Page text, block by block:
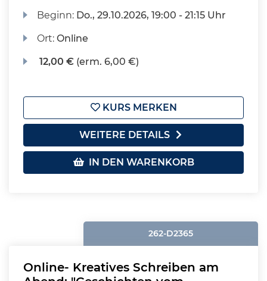
Beginn: Do., 29.10.2026, 19:00 - 21:15 Uhr
Ort:Online
12,00 € (erm. 6,00 €)
KURS MERKEN
WEITERE DETAILS
IN DEN WARENKORB
262-D2365
Online- Kreatives Schreiben am